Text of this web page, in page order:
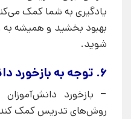
یادگیری به شما کمک
بهبود بخشید و همیشه
شوید.
6. توجه به بازخورد دانش‌آموزان
– بازخورد
روش‌های تدریس کمک کند.